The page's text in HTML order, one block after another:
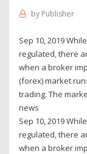
by Publisher
Sep 10, 2019
regulated, there
when a broker
(forex) market
trading. The
news
Sep 10, 2019
regulated, there
when a broker